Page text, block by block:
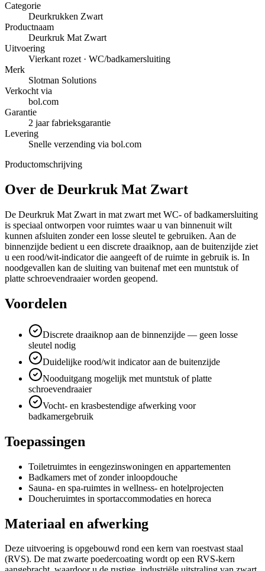
Categorie
Deurkrukken Zwart
Productnaam
Deurkruk Mat Zwart
Uitvoering
Vierkant rozet · WC/badkamersluiting
Merk
Slotman Solutions
Verkocht via
bol.com
Garantie
2 jaar fabrieksgarantie
Levering
Snelle verzending via bol.com
Productomschrijving
Over de Deurkruk Mat Zwart
De Deurkruk Mat Zwart in mat zwart met WC- of badkamersluiting
is speciaal ontworpen voor ruimtes waar u van binnenuit wilt
kunnen afsluiten zonder een losse sleutel te gebruiken. Aan de
binnenzijde bedient u een discrete draaiknop, aan de buitenzijde ziet
u een rood/wit-indicator die aangeeft of de ruimte in gebruik is. In
noodgevallen kan de sluiting van buitenaf met een muntstuk of
platte schroevendraaier worden geopend.
Voordelen
Discrete draaiknop aan de binnenzijde — geen losse
sleutel nodig
Duidelijke rood/wit indicator aan de buitenzijde
Nooduitgang mogelijk met muntstuk of platte
schroevendraaier
Vocht- en krasbestendige afwerking voor
badkamergebruik
Toepassingen
Toiletruimtes in eengezinswoningen en appartementen
Badkamers met of zonder inloopdouche
Sauna- en spa-ruimtes in wellness- en hotelprojecten
Doucheruimtes in sportaccommodaties en horeca
Materiaal en afwerking
Deze uitvoering is opgebouwd rond een kern van roestvast staal
(RVS). De mat zwarte poedercoating wordt op een RVS-kern